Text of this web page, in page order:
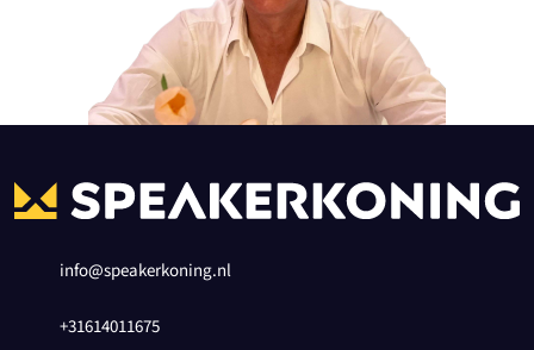
info@speakerkoning.nl
+31614011675